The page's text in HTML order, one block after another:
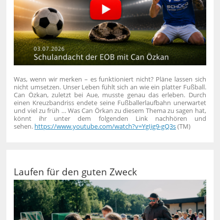
Was, wenn wir merken – es funktioniert nicht? Pläne lassen sich
nicht umsetzen. Unser Leben fühlt sich an wie ein platter Fußball.
Can Özkan, zuletzt bei Aue, musste genau das erleben. Durch
einen Kreuzbandriss endete seine Fußballerlaufbahn unerwartet
und viel zu früh … Was Can Örkan zu diesem Thema zu sagen hat,
könnt ihr unter dem folgenden Link nachhören und
sehen. https://www.youtube.com/watch?v=YgIig9-gQ3s(TM)
Laufen für den guten Zweck